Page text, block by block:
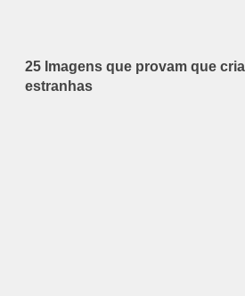
25 Imagens que provam que
estranhas